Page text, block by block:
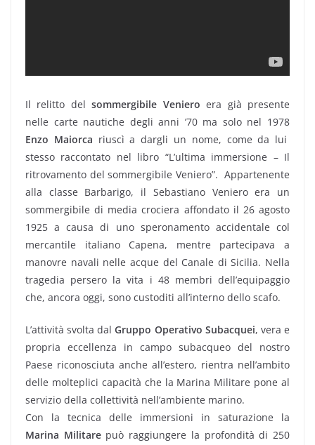
Il relitto delsommergibile Veniero era già presente
nelle carte nautiche degli anni ’70 ma solo nel 1978
Enzo Maiorca riuscì a dargli un nome, come da lui
stesso raccontato nel libro “L’ultima immersione – Il
ritrovamento del sommergibile Veniero”. Appartenente
alla classe Barbarigo, il Sebastiano Veniero era un
sommergibile di media crociera affondato il 26 agosto
1925 a causa di uno speronamento accidentale col
mercantile italiano Capena, mentre partecipava a
manovre navali nelle acque del Canale di Sicilia. Nella
tragedia persero la vita i 48 membri dell’equipaggio
che, ancora oggi, sono custoditi all’interno dello scafo.
L’attività svolta dalGruppo Operativo Subacquei, vera e
propria eccellenza in campo subacqueo del nostro
Paese riconosciuta anche all’estero, rientra nell’ambito
delle molteplici capacità che la Marina Militare pone al
servizio della collettività nell’ambiente marino.
Con la tecnica delle immersioni in saturazione la
Marina Militarepuò raggiungere la profondità di 250